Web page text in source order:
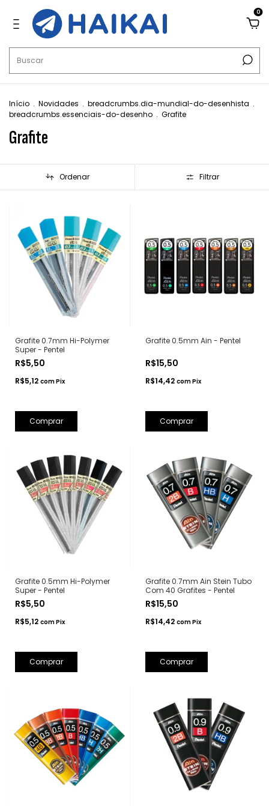
0
Início . Novidades . breadcrumbs.dia-mundial-do-desenhista .
breadcrumbs.essenciais-do-desenho . Grafite
Grafite
Ordenar Filtrar
Grafite 0.7mm Hi-Polymer
Super - Pentel
R$5,50
R$5,12 comPix
Comprar
Grafite 0.5mm Ain - Pentel
R$15,50
R$14,42 comPix
Comprar
Grafite 0.5mm Hi-Polymer
Super - Pentel
R$5,50
R$5,12 comPix
Comprar
Grafite 0.7mm Ain Stein Tubo
Com 40 Grafites - Pentel
R$15,50
R$14,42 comPix
Comprar